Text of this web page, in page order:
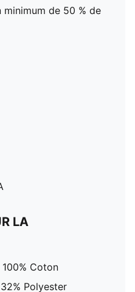
de 50 % de
LA
Coton
Polyester